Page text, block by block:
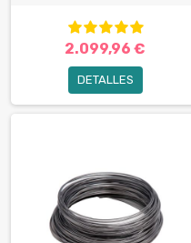
2.099,96 €
DETALLES